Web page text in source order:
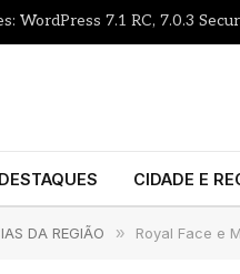
DESTAQUES CIDADE E
DA REGIÃO » Royal Face e